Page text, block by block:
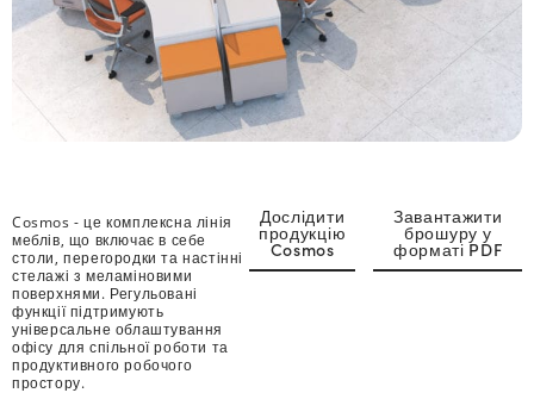
Cosmos - це комплексна лінія
меблів, що включає в себе
столи, перегородки та настінні
стелажі з меламіновими
поверхнями. Регульовані
функції підтримують
універсальне облаштування
офісу для спільної роботи та
продуктивного робочого
простору.
Дослідити
продукцію
Cosmos
Завантажити
брошуру у
форматі PDF